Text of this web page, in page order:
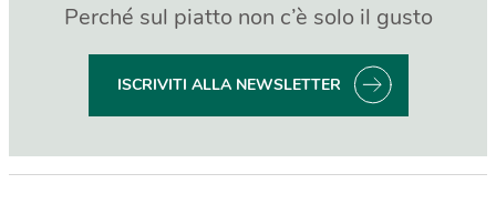
Perché sul piatto non c’è solo il gusto
ISCRIVITI ALLA NEWSLETTER